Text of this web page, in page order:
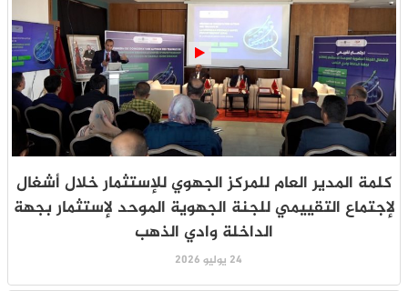
كلمة المدير العام للمركز الجهوي للإستثمار خلال أشغال
لإجتماع التقييمي للجنة الجهوية الموحد لإستثمار بجهة
الداخلة وادي الذهب
24 يوليو 2026